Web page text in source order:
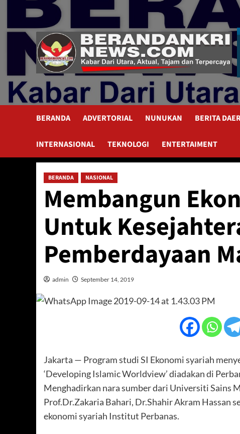
content
BERANDA ADVERTORIAL NUNUKAN BERITA
INTERNASIONAL TEKNOLOGI ENTERTAIMENT
BERANDA NASIONAL
Membangun
Untuk
Pemberdayaan
admin September 14, 2019
Jakarta — Program studi SI Ekonomi syariah
‘Developing Islamic Worldview’ diadakan di
Menghadirkan nara sumber dari Universiti Sains
Prof.Dr.Zakaria Bahari, Dr.Shahir Akram Hassan
ekonomi syariah Institut Perbanas.